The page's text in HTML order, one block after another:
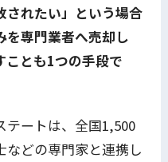
されたい」という場合
を専門業者へ売却し
ことも1つの手段で
テートは、全国1,500
どの専門家と連携し